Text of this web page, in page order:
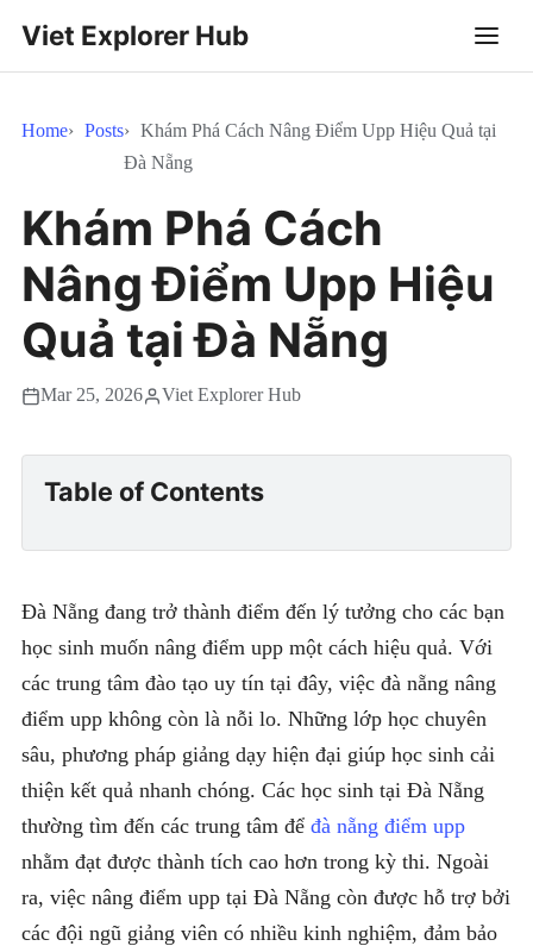
Viet Explorer Hub
Home Posts
Khám Phá Cách Nâng Điểm Upp Hiệu Quả tại
Đà Nẵng
Khám Phá Cách
Nâng Điểm Upp Hiệu
Quả tại Đà Nẵng
Mar 25, 2026 Viet Explorer Hub
Table of Contents
Đà Nẵng đang trở thành điểm đến lý tưởng cho các bạn
học sinh muốn nâng điểm upp một cách hiệu quả. Với
các trung tâm đào tạo uy tín tại đây, việc đà nẵng nâng
điểm upp không còn là nỗi lo. Những lớp học chuyên
sâu, phương pháp giảng dạy hiện đại giúp học sinh cải
thiện kết quả nhanh chóng. Các học sinh tại Đà Nẵng
thường tìm đến các trung tâm để đà nẵng điểm upp
nhằm đạt được thành tích cao hơn trong kỳ thi. Ngoài
ra, việc nâng điểm upp tại Đà Nẵng còn được hỗ trợ bởi
các đội ngũ giảng viên có nhiều kinh nghiệm, đảm bảo